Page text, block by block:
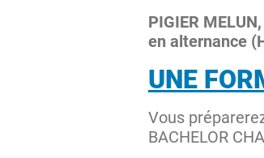
PIGIER MELUN,
en alternance
UNE
Vous
BACHELOR